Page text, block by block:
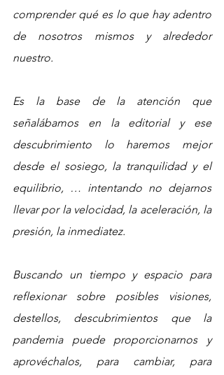
comprender qué es lo que hay adentro
de nosotros mismos y alrededor
nuestro.
Es la base de la atención que
señalábamos en la editorial y ese
descubrimiento lo haremos mejor
desde el sosiego, la tranquilidad y el
equilibrio, … intentando no dejarnos
llevar por la velocidad, la aceleración, la
presión, la inmediatez.
Buscando un tiempo y espacio para
reflexionar sobre posibles visiones,
destellos, descubrimientos que la
pandemia puede proporcionarnos y
aprovéchalos, para cambiar, para